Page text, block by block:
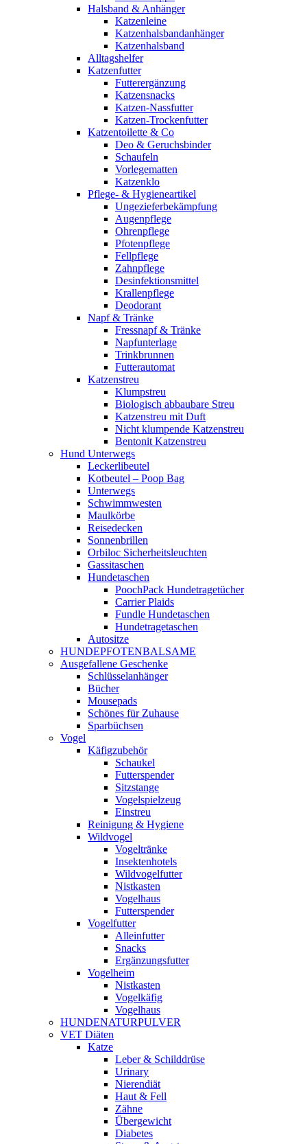
Halsband & Anhänger
Katzenleine
Katzenhalsbandanhänger
Katzenhalsband
Alltagshelfer
Katzenfutter
Futterergänzung
Katzensnacks
Katzen-Nassfutter
Katzen-Trockenfutter
Katzentoilette & Co
Deo & Geruchsbinder
Schaufeln
Vorlegematten
Katzenklo
Pflege- & Hygieneartikel
Ungezieferbekämpfung
Augenpflege
Ohrenpflege
Pfotenpflege
Fellpflege
Zahnpflege
Desinfektionsmittel
Krallenpflege
Deodorant
Napf & Tränke
Fressnapf & Tränke
Napfunterlage
Trinkbrunnen
Futterautomat
Katzenstreu
Klumpstreu
Biologisch abbaubare Streu
Katzenstreu mit Duft
Nicht klumpende Katzenstreu
Bentonit Katzenstreu
Hund Unterwegs
Leckerlibeutel
Kotbeutel – Poop Bag
Unterwegs
Schwimmwesten
Maulkörbe
Reisedecken
Sonnenbrillen
Orbiloc Sicherheitsleuchten
Gassitaschen
Hundetaschen
PoochPack Hundetragetücher
Carrier Plaids
Fundle Hundetaschen
Hundetragetaschen
Autositze
HUNDEPFOTENBALSAME
Ausgefallene Geschenke
Schlüsselanhänger
Bücher
Mousepads
Schönes für Zuhause
Sparbüchsen
Vogel
Käfigzubehör
Schaukel
Futterspender
Sitzstange
Vogelspielzeug
Einstreu
Reinigung & Hygiene
Wildvogel
Vogeltränke
Insektenhotels
Wildvogelfutter
Nistkasten
Vogelhaus
Futterspender
Vogelfutter
Alleinfutter
Snacks
Ergänzungsfutter
Vogelheim
Nistkasten
Vogelkäfig
Vogelhaus
HUNDENATURPULVER
VET Diäten
Katze
Leber & Schilddrüse
Urinary
Nierendiät
Haut & Fell
Zähne
Übergewicht
Diabetes